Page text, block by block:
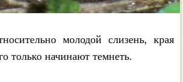
молодой слизень, края
только начинают темнеть.